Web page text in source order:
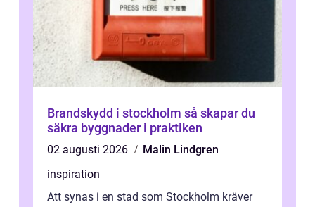
Brandskydd i stockholm så skapar du
säkra byggnader i praktiken
02 augusti 2026
Malin Lindgren
inspiration
Att synas i en stad som Stockholm kräver